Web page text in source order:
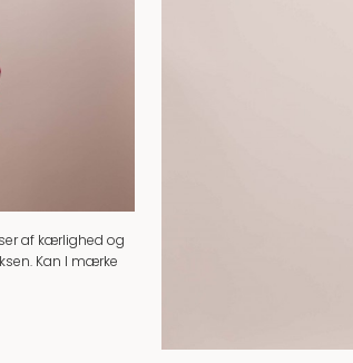
af kærlighed og
Kan I mærke